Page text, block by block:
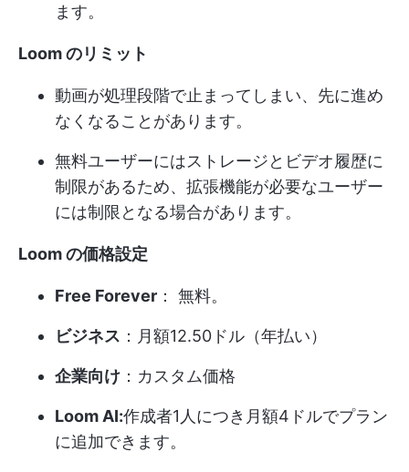
ます。
Loom のリミット
動画が処理段階で止まってしまい、先に進め
なくなることがあります。
無料ユーザーにはストレージとビデオ履歴に
制限があるため、拡張機能が必要なユーザー
には制限となる場合があります。
Loom の価格設定
Free Forever ： 無料。
ビジネス ：月額12.50ドル（年払い）
企業向け ：カスタム価格
Loom AI:作成者1人につき月額4ドルでプラン
に追加できます。